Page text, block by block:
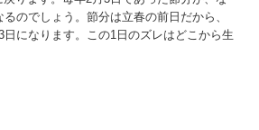
のでしょう。節分は立春の前日だから、
になります。この1日のズレはどこから生